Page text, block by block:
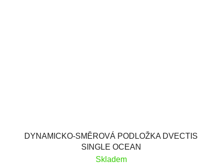
DYNAMICKO-SMĚROVÁ PODLOŽKA DVECTIS
SINGLE OCEAN
Skladem